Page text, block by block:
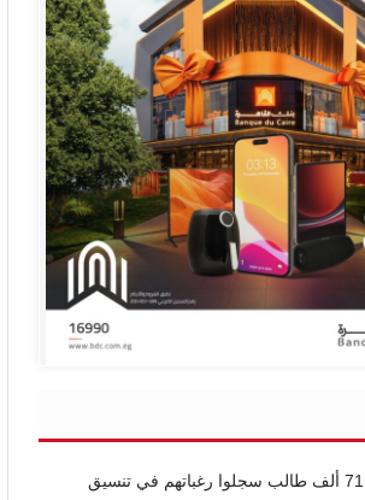
71 ألف طالب سجلوا رغباتهم في تنسيق